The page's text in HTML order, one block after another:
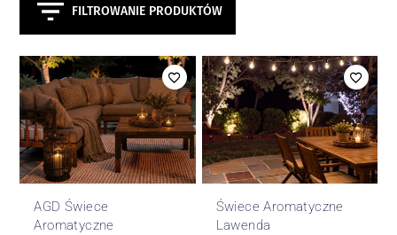
FILTROWANIE PRODUKTÓW
AGD Świece
Aromatyczne
Świece Aromatyczne
Lawenda